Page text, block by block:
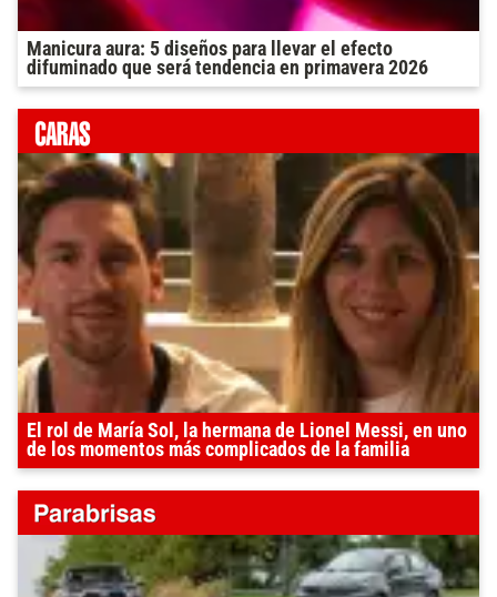
Manicura aura: 5 diseños para llevar el efecto
difuminado que será tendencia en primavera 2026
El rol de María Sol, la hermana de Lionel Messi, en uno
de los momentos más complicados de la familia